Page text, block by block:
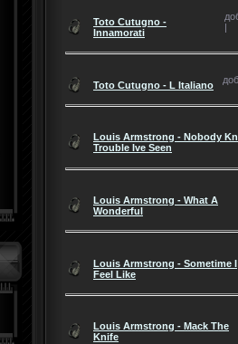
Toto Cutugno -
Innamorati
|
Toto Cutugno - L Italiano
Louis Armstrong - Nobody
Trouble Ive Seen
Louis Armstrong - What A
Wonderful
Louis Armstrong - Sometime I
Feel Like
Louis Armstrong - Mack The
Knife